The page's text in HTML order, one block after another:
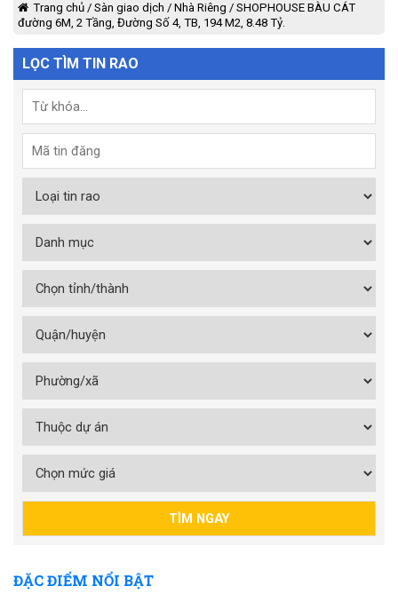
Trang chủ / Sàn giao dịch / Nhà Riêng / SHOPHOUSE BÀU CÁT
đường 6M, 2 Tầng, Đường Số 4, TB, 194 M2, 8.48 Tỷ.
LỌC TÌM TIN RAO
ĐẶC ĐIỂM NỔI BẬT